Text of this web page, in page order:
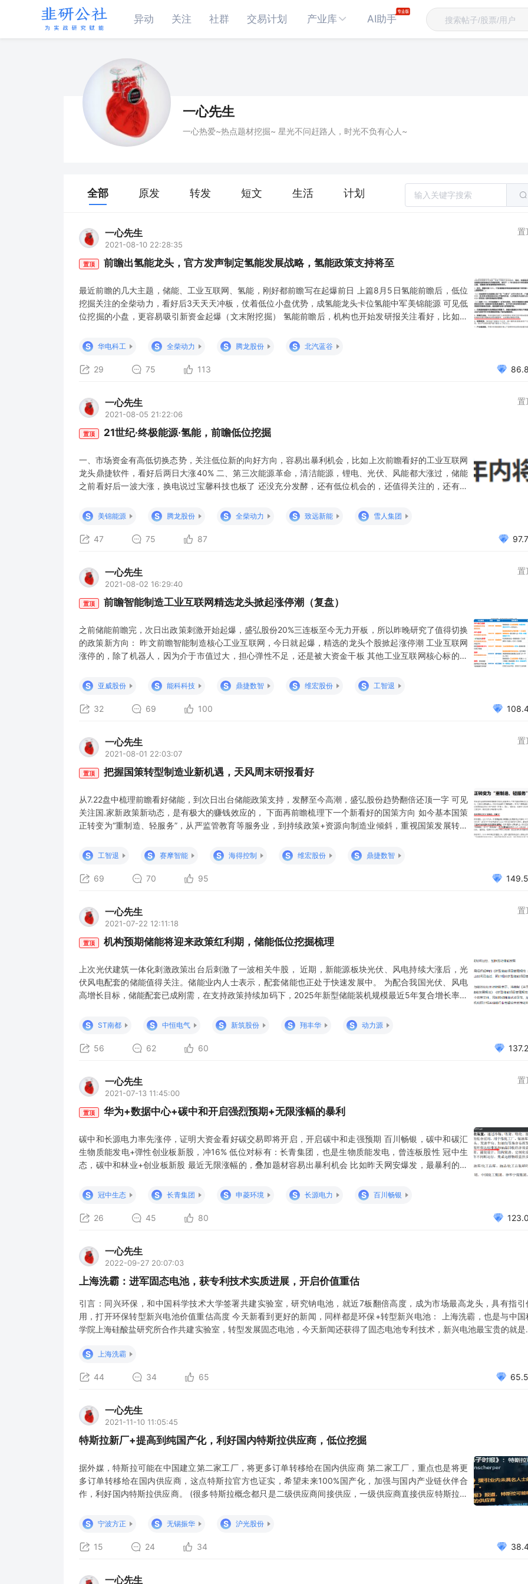
异动 关注 社群 交易计划 产业库 AI助手
一心先生
一心热爱~热点题材挖掘~ 星光不问赶路人，时光不负有心人~
全部 原发 转发 短文 生活 计划
置
一心先生
2021-08-10 22:28:35
置顶 前瞻出氢能龙头，官方发声制定氢能发展战略，氢能政策支持将至
最近前瞻的几大主题，储能、工业互联网、氢能，刚好都前瞻写在起爆前日 上篇8月5日氢能前瞻后，低位
挖掘关注的全柴动力，看好后3天天天冲板，仗着低位小盘优势，成氢能龙头卡位氢能中军美锦能源 可见低
位挖掘的小盘，更容易吸引新资金起爆（文末附挖掘） 氢能前瞻后，机构也开始发研报关注看好，比如下
构重心向燃料电池电动车倾斜的开始。 2、燃料电池有望对锂电池实现全面替代，故长期政策倾斜可期。 都
是看好氢能开始+政
S 华电科工 S 全柴动力 S 腾龙股份 S 北汽蓝谷
29 75 113
置
一心先生
2021-08-05 21:22:06
置顶 21世纪·终极能源·氢能，前瞻低位挖掘
一、市场资金有高低切换态势，关注低位新的向好方向，容易出暴利机会，比如上次前瞻看好的工业互联网
龙头鼎捷软件，看好后两日大涨40% 二、第三次能源革命，清洁能源，锂电、光伏、风能都大涨过，储能
之前看好后一波大涨，换电说过宝馨科技也板了 还没充分发酵，还有低位机会的，还值得关注的，还有氢
了一波，关注看氢能会不会像之前储能大涨一波 【晚间新闻：拜.登支持大力发展零排放汽车，包括燃料电
池汽车】 三、氢能，被冠以
S 美锦能源 S 腾龙股份 S 全柴动力 S 致远新能 S 雪人集团
47 75 87
置
一心先生
2021-08-02 16:29:40
置顶 前瞻智能制造工业互联网精选龙头掀起涨停潮（复盘）
之前储能前瞻完，次日出政策刺激开始起爆，盛弘股份20%三连板至今无力开板，所以昨晚研究了值得切换
的政策新方向： 昨文前瞻智能制造核心工业互联网，今日就起爆，精选的龙头个股掀起涨停潮 工业互联网
涨停的，除了机器人，因为介于市值过大，担心弹性不足，还是被大资金干板 其他工业互联网核心标的涨
软件：20%涨停，昨文说的行业龙头 赛意信息：冲涨20%，因有转债冲涨30%分流了资金 亚威股份：-4开
盘反包涨停，
S 亚威股份 S 能科科技 S 鼎捷数智 S 维宏股份 S 工智退
32 69 100
置
一心先生
2021-08-01 22:03:07
置顶 把握国策转型制造业新机遇，天风周末研报看好
从7.22盘中梳理前瞻看好储能，到次日出台储能政策支持，发酵至今高潮，盛弘股份趋势翻倍还顶一字 可见
关注国.家新政策新动态，是有极大的赚钱效应的， 下面再前瞻梳理下一个新看好的国策方向 如今基本国策
正转变为“重制造、轻服务”，从严监管教育等服务业，到持续政策+资源向制造业倾斜，重视国策发展转变
软件近期业绩整体超预期，产业趋势加速向好 看好工业软件为未来三年计算机核心主线，展望下半年行业
催化不断 周末
S 工智退 S 赛摩智能 S 海得控制 S 维宏股份 S 鼎捷数智
69 70 95
置
一心先生
2021-07-22 12:11:18
置顶 机构预期储能将迎来政策红利期，储能低位挖掘梳理
上次光伏建筑一体化刺激政策出台后刺激了一波相关牛股， 近期，新能源板块光伏、风电持续大涨后，光
伏风电配套的储能值得关注。储能业内人士表示，配套储能也正处于快速发展中。 为配合我国光伏、风电
高增长目标，储能配套已成刚需，在支持政策持续加码下，2025年新型储能装机规模最近5年复合增长率最
任，今天也看好，市场下一步衔接新能源和碳中和的储能，是大头 储能方向相对涨高，打出储能高度的
有： 永福股份：储能+宁
S ST南都 S 中恒电气 S 新筑股份 S 翔丰华 S 动力源
56 62 60
置
一心先生
2021-07-13 11:45:00
置顶 华为+数据中心+碳中和开启强烈预期+无限涨幅的暴利
碳中和长源电力率先涨停，证明大资金看好碳交易即将开启，开启碳中和走强预期 百川畅银，碳中和碳汇
生物质能发电+弹性创业板新股，冲16% 低位对标有：长青集团，也是生物质能发电，曾连板股性 冠中生
态，碳中和林业+创业板新股 最近无限涨幅的，叠加题材容易出暴利机会 比如昨天网安爆发，最暴利的是
强烈预期+近期资金青睐的华为+无限涨幅的，挖掘发现： 申菱环境：环境调控解决方案领先专家，华为第
一大客户+碳中和
S 冠中生态 S 长青集团 S 申菱环境 S 长源电力 S 百川畅银
26 45 80
一心先生
2022-09-27 20:07:03
上海洗霸：进军固态电池，获专利技术实质进展，开启价值重估
引言：同兴环保，和中国科学技术大学签署共建实验室，研究钠电池，就近7板翻倍高度，成为市场最高龙头，具有指引
用，打开环保转型新兴电池价值重估高度 今天新看到更好的新闻，同样都是环保+转型新兴电池： 上海洗霸，也是与中国
学院上海硅酸盐研究所合作共建实验室，转型发展固态电池，今天新闻还获得了固态电池专利技术，新兴电池最宝贵的就是
技术后，势必将成立合资公司，开启扩大生产。 固态电池更是未来
S 上海洗霸
44 34 65
一心先生
2021-11-10 11:05:45
特斯拉新厂+提高到纯国产化，利好国内特斯拉供应商，低位挖掘
据外媒，特斯拉可能在中国建立第二家工厂，将更多订单转移给在国内供应商 第二家工厂，重点也是将更
多订单转移给在国内供应商，这点特斯拉官方也证实，希望未来100%国产化，加强与国内产业链伙伴合
作，利好国内特斯拉供应商。 (很多特斯拉概念都只是二级供应商间接供应，一级供应商直接供应特斯拉，
商，稀缺标的：无锡振华，(谐音：吾系振华，振我中华!) 次新，新股上市，有的市场还没发现，存在预期
差，错杀超跌，价值重估
S 宁波方正 S 无锡振华 S 沪光股份
15 24 34
一心先生